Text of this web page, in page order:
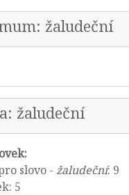
žaludeční
žaludeční
slovo - žaludeční: 9
5